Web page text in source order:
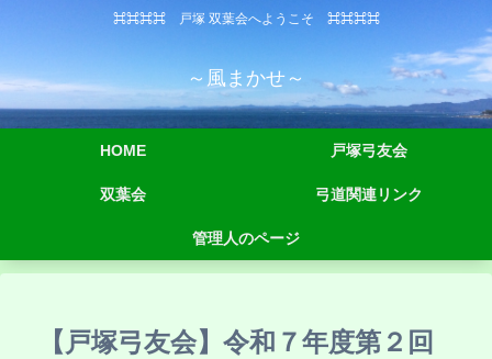
⌘⌘⌘⌘ 戸塚 双葉会へようこそ ⌘⌘⌘⌘
～風まかせ～
HOME 戸塚弓友会
双葉会 弓道関連リンク
管理人のページ
【戸塚弓友会】令和７年度第２回